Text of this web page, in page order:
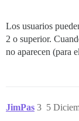
Los usuarios
2 o superior.
no aparecen (para
JimPas 5
3